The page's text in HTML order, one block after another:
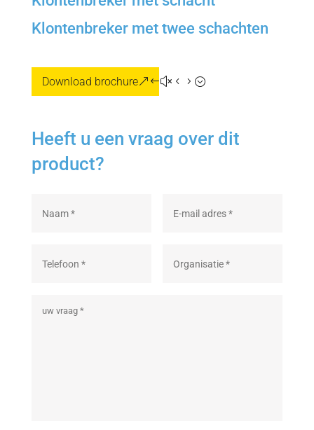
Klontenbreker met twee schachten
Download brochure
Heeft u een vraag over dit
product?